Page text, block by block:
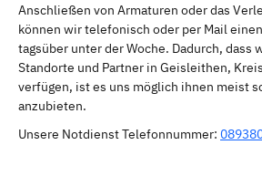
Anschließen von Armaturen oder das
können wir telefonisch oder per Mail
tagsüber unter der Woche. Dadurch, dass
Standorte und Partner in Geisleithen,
verfügen, ist es uns möglich ihnen meist
anzubieten.
Unsere Notdienst Telefonnummer: